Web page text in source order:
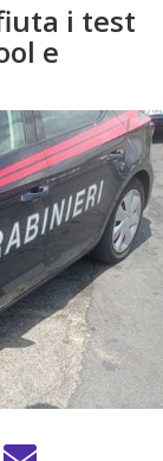
i test
e